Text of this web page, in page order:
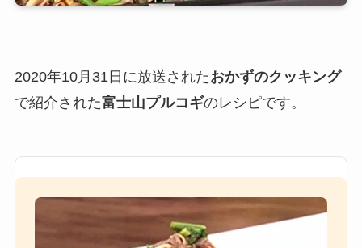
2020年10月31日に放送されたおかずのクッキング
で紹介された富士山プルコギのレシピです。